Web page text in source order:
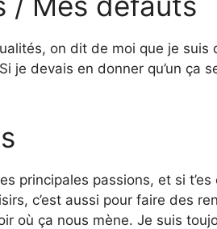
on dit de moi que je suis
je devais en donner qu’un ça
principales passions, et si
c’est aussi pour faire des
où ça nous mène. Je suis